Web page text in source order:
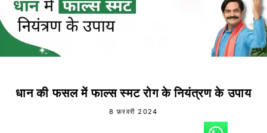
धान की फसल में फाल्स स्मट रोग के नियंत्रण के उपाय
8 फ़रवरी 2024